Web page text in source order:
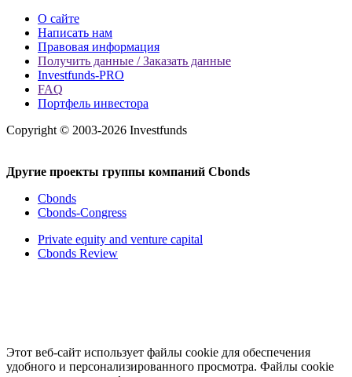
О сайте
Написать нам
Правовая информация
Получить данные / Заказать данные
Investfunds-PRO
FAQ
Портфель инвестора
Copyright © 2003-2026 Investfunds
Другие проекты группы компаний Cbonds
Cbonds
Cbonds-Congress
Private equity and venture capital
Cbonds Review
Этот веб-сайт использует файлы cookie для обеспечения
удобного и персонализированного просмотра. Файлы cookie